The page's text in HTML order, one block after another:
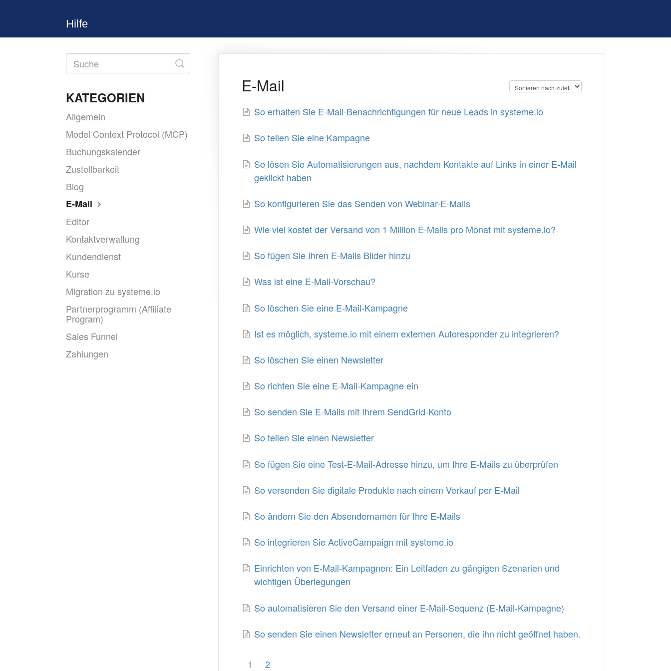
Hilfe
E-Mail
So erhalten Sie E-Mail-Benachrichtigungen für neue Leads in systeme.io
So teilen Sie eine Kampagne
So lösen Sie Automatisierungen aus, nachdem Kontakte auf Links in einer E-Mail
geklickt haben
So konfigurieren Sie das Senden von Webinar-E-Mails
Wie viel kostet der Versand von 1 Million E-Mails pro Monat mit systeme.io?
So fügen Sie Ihren E-Mails Bilder hinzu
Was ist eine E-Mail-Vorschau?
So löschen Sie eine E-Mail-Kampagne
Ist es möglich, systeme.io mit einem externen Autoresponder zu integrieren?
So löschen Sie einen Newsletter
So richten Sie eine E-Mail-Kampagne ein
So senden Sie E-Mails mit Ihrem SendGrid-Konto
So teilen Sie einen Newsletter
So fügen Sie eine Test-E-Mail-Adresse hinzu, um Ihre E-Mails zu überprüfen
So versenden Sie digitale Produkte nach einem Verkauf per E-Mail
So ändern Sie den Absendernamen für Ihre E-Mails
So integrieren Sie ActiveCampaign mit systeme.io
Einrichten von E-Mail-Kampagnen: Ein Leitfaden zu gängigen Szenarien und
wichtigen Überlegungen
So automatisieren Sie den Versand einer E-Mail-Sequenz (E-Mail-Kampagne)
So senden Sie einen Newsletter erneut an Personen, die ihn nicht geöffnet haben.
1 2
Toggle
Search
KATEGORIEN
Allgemein
Model Context Protocol (MCP)
Buchungskalender
Zustellbarkeit
Blog
E-Mail
Editor
Kontaktverwaltung
Kundendienst
Kurse
Migration zu systeme.io
Partnerprogramm (Affiliate
Program)
Sales Funnel
Zahlungen